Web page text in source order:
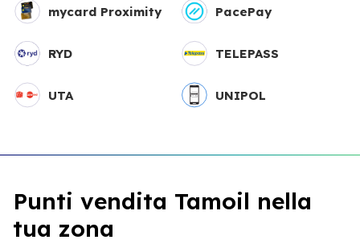
mycard Proximity PacePay
RYD TELEPASS
UTA UNIPOL
Punti vendita Tamoil nella
tua zona